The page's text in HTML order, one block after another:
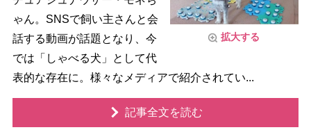
拡大する
ゃん。SNSで飼い主さんと会
話する動画が話題となり、今
では「しゃべる犬」として代
表的な存在に。様々なメディアで紹介されてい...
記事全文を読む